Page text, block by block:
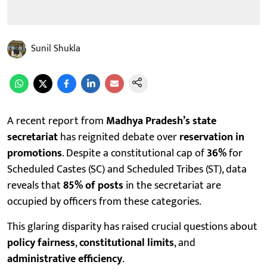
Sunil Shukla
A recent report from Madhya Pradesh’s state
secretariathas reignited debate overreservation in
promotions. Despite a constitutional cap of36%for
Scheduled Castes (SC) and Scheduled Tribes (ST), data
reveals that85% of postsin the secretariat are
occupied by officers from these categories.
This glaring disparity has raised crucial questions about
policy fairness,constitutional limits, and
administrative efficiency.